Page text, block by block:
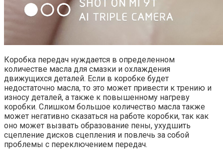
Коробка передач нуждается в определенном
количестве масла для смазки и охлаждения
движущихся деталей. Если в коробке будет
недостаточно масла, то это может привести к трению и
износу деталей, а также к повышенному нагреву
коробки. Слишком большое количество масла также
может негативно сказаться на работе коробки, так как
оно может вызвать образование пены, ухудшить
сцепление дисков сцепления и повлечь за собой
проблемы с переключением передач.